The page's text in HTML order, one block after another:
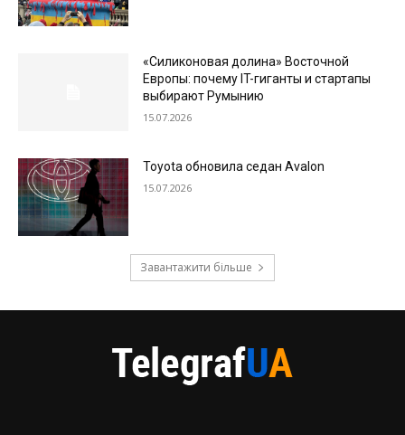
«Силиконовая долина» Восточной
Европы: почему IT-гиганты и стартапы
выбирают Румынию
15.07.2026
Toyota обновила седан Avalon
15.07.2026
Завантажити більше